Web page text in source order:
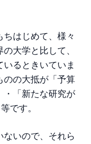
ちはじめて、様々
大学と比して、
るときいていま
のの大抵が「予算
・「新たな研究が
です。
いので、それら